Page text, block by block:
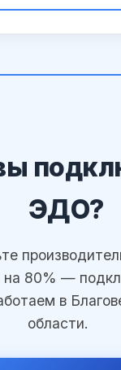
ЭДО?
на 80% —
в
области.